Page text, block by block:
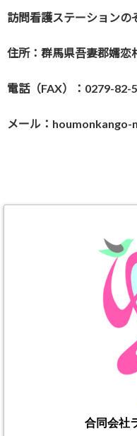
訪問看護ステーションの
住所：群馬県吾妻郡嬬恋
電話（FAX）：0279-82-
メール：houmonkango-
合同会社